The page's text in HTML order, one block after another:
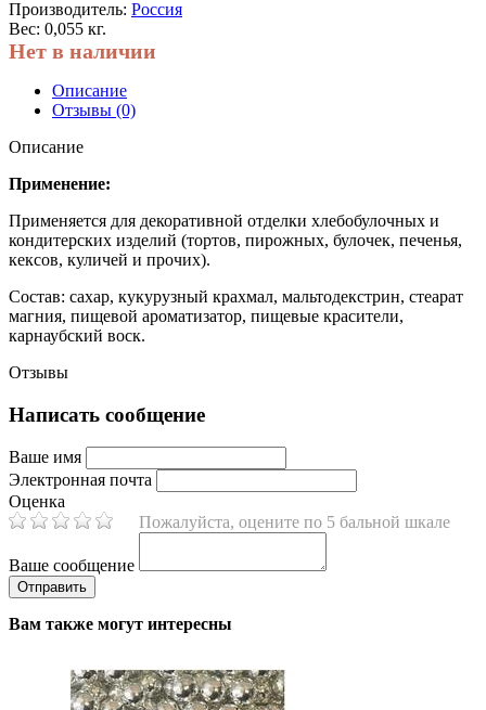
Производитель: Россия
Вес: 0,055 кг.
Нет в наличии
Описание
Отзывы (0)
Описание
Применение:
Применяется для декоративной отделки хлебобулочных и
кондитерских изделий (тортов, пирожных, булочек, печенья,
кексов, куличей и прочих).
Состав: сахар, кукурузный крахмал, мальтодекстрин, стеарат
магния, пищевой ароматизатор, пищевые красители,
карнаубский воск.
Отзывы
Написать сообщение
Ваше имя
Электронная почта
Оценка
Пожалуйста, оцените по 5 бальной шкале
Ваше сообщение
Вам также могут интересны